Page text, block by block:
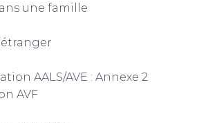
une famille
AALS/AVE : Annexe 2
AVF